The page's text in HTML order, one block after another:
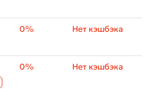
0% Нет кэшбэка
0% Нет кэшбэка